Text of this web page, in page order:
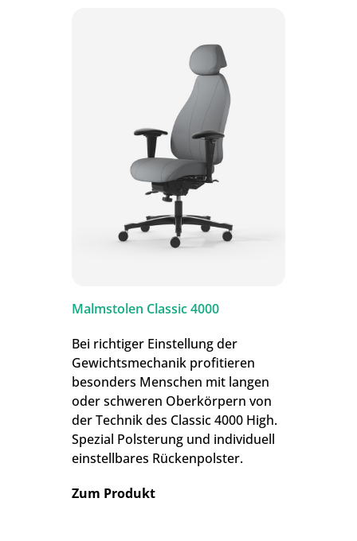
Malmstolen Classic 4000
Bei richtiger Einstellung der
Gewichtsmechanik profitieren
besonders Menschen mit langen
oder schweren Oberkörpern von
der Technik des Classic 4000 High.
Spezial Polsterung und individuell
einstellbares Rückenpolster.
Zum Produkt